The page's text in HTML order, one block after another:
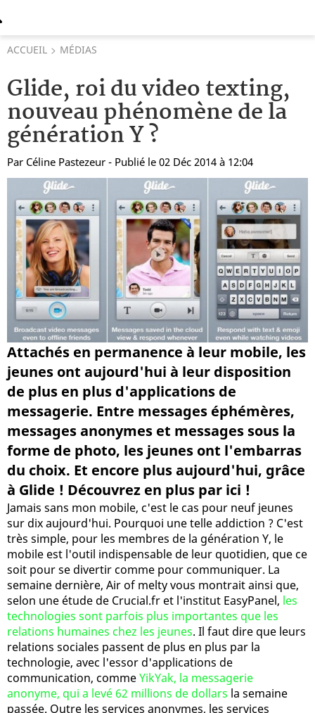
ACCUEIL MÉDIAS
Glide, roi du video texting,
nouveau phénomène de la
génération Y ?
Par Céline Pastezeur - Publié le 02 Déc 2014 à 12:04
Attachés en permanence à leur mobile, les
jeunes ont aujourd'hui à leur disposition
de plus en plus d'applications de
messagerie. Entre messages éphémères,
messages anonymes et messages sous la
forme de photo, les jeunes ont l'embarras
du choix. Et encore plus aujourd'hui, grâce
à Glide ! Découvrez en plus par ici !
Jamais sans mon mobile, c'est le cas pour neuf jeunes
sur dix aujourd'hui. Pourquoi une telle addiction ? C'est
très simple, pour les membres de la génération Y, le
mobile est l'outil indispensable de leur quotidien, que ce
soit pour se divertir comme pour communiquer. La
semaine dernière, Air of melty vous montrait ainsi que,
selon une étude de Crucial.fr et l'institut EasyPanel, les
technologies sont parfois plus importantes que les
relations humaines chez les jeunes. Il faut dire que leurs
relations sociales passent de plus en plus par la
technologie, avec l'essor d'applications de
communication, commeYikYak, la messagerie
anonyme, qui a levé 62 millions de dollars la semaine
passée. Outre les services anonymes, les services